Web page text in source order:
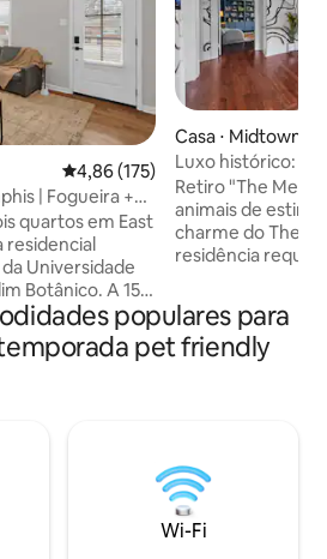
4,86 de uma avaliação média de
4,86 (175)
| Fogueira +
de estimação
quartos em East
residencial
Universidade
Botânico. A 15
A 20 minutos da
da cidade. O
totalmente
cozinha
Wi-Fi de alta
Casa ⋅ Midtown
Luxo histórico:
profissional, 10
Retiro "The
animais de
charme do The
residência
história,
original e
enquanto
como uma
com o toque
inesquecível.
cinema com
relaxe na área de
populares para
pet friendly
Wi-Fi